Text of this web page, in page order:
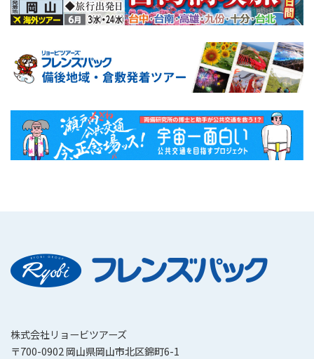
株式会社リョービツアーズ
〒700-0902 岡山県岡山市北区錦町6-1